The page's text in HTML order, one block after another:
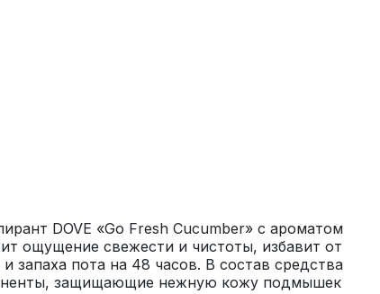
DOVE «Go Fresh Cucumber» с ароматом
ощущение свежести и чистоты, избавит от
запаха пота на 48 часов. В состав средства
защищающие нежную кожу подмышек